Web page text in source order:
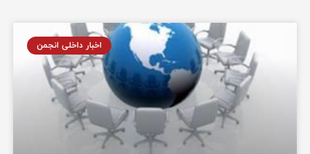
اخبار داخلی انجمن